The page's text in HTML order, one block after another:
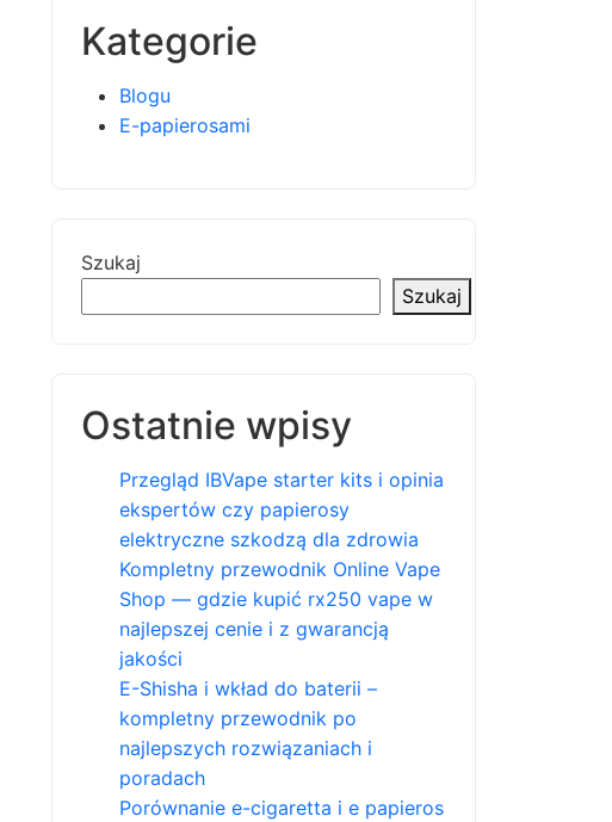
Kategorie
Blogu
E-papierosami
Szukaj
Szukaj
Ostatnie wpisy
Przegląd IBVape starter kits i opinia
ekspertów czy papierosy
elektryczne szkodzą dla zdrowia
Kompletny przewodnik Online Vape
Shop — gdzie kupić rx250 vape w
najlepszej cenie i z gwarancją
jakości
E-Shisha i wkład do baterii –
kompletny przewodnik po
najlepszych rozwiązaniach i
poradach
Porównanie e-cigaretta i e papieros